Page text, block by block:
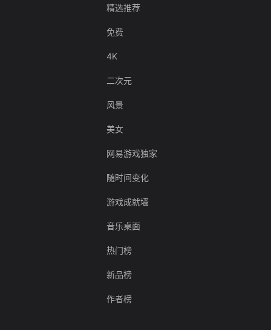
精选推荐
免费
4K
二次元
风景
美女
网易游戏独家
随时间变化
游戏成就墙
音乐桌面
热门榜
新品榜
作者榜